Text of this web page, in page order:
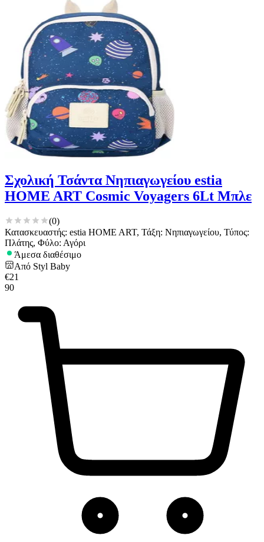
Σχολική Τσάντα Νηπιαγωγείου estia
HOME ART Cosmic Voyagers 6Lt Μπλε
(0)
Κατασκευαστής: estia HOME ART, Τάξη: Νηπιαγωγείου, Τύπος:
Πλάτης, Φύλο: Αγόρι
Άμεσα διαθέσιμο
Από Styl Baby
€21
90